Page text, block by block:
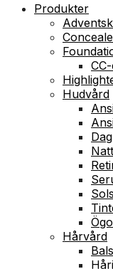
Produkter
Hudvård
Hårvård